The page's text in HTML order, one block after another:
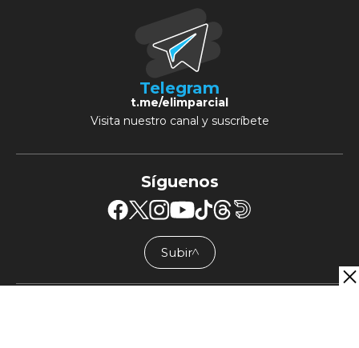
Telegram
t.me/elimparcial
Visita nuestro canal y suscríbete
Síguenos
Subir╱╲